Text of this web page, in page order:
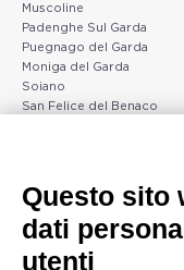
Muscoline
Padenghe Sul Garda
Puegnago del Garda
Moniga del Garda
Soiano
San Felice del Benaco
Peschiera e la costa
veneta
Lazise
Questo sito
dati
utenti